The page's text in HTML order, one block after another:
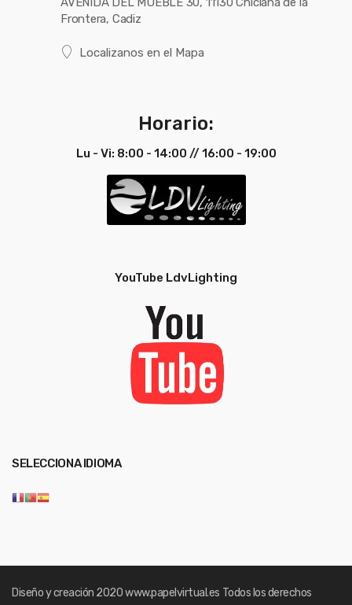
Frontera, Cadiz
Localizanos en el Mapa
Horario:
Lu - Vi: 8:00 - 14:00 // 16:00 - 19:00
YouTube LdvLighting
SELECCIONA IDIOMA
Diseño y creación 2020www.papelvirtual.es Todos los derechos